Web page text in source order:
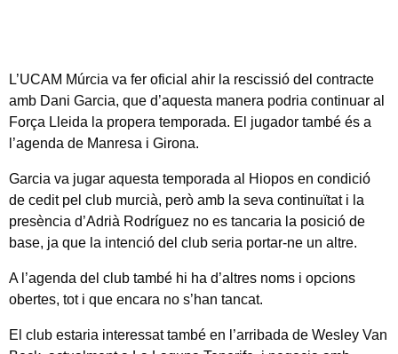
L’UCAM Múrcia va fer oficial ahir la rescissió del contracte
amb Dani Garcia, que d’aquesta manera podria continuar al
Força Lleida la propera temporada. El jugador també és a
l’agenda de Manresa i Girona.
Garcia va jugar aquesta temporada al Hiopos en condició
de cedit pel club murcià, però amb la seva continuïtat i la
presència d’Adrià Rodríguez no es tancaria la posició de
base, ja que la intenció del club seria portar-ne un altre.
A l’agenda del club també hi ha d’altres noms i opcions
obertes, tot i que encara no s’han tancat.
El club estaria interessat també en l’arribada de Wesley Van